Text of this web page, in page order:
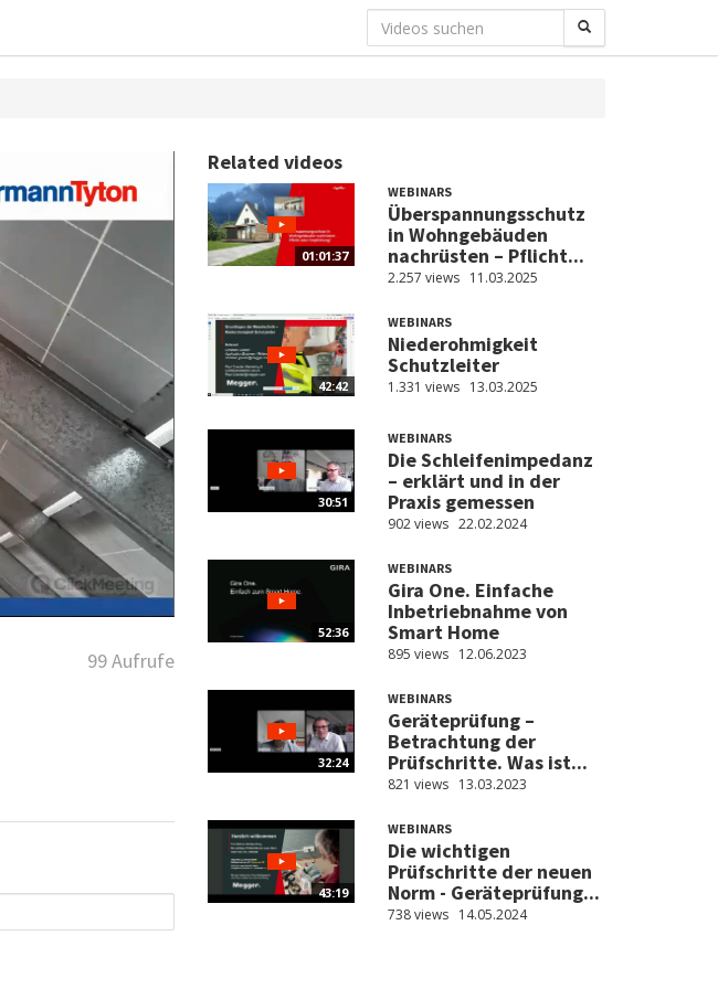
99 Aufrufe
Related videos
01:01:37
WEBINARS
Überspannungsschutz
in Wohngebäuden
nachrüsten – Pflicht...
2.257 views 11.03.2025
42:42
WEBINARS
Niederohmigkeit
Schutzleiter
1.331 views 13.03.2025
30:51
WEBINARS
Die Schleifenimpedanz
– erklärt und in der
Praxis gemessen
902 views 22.02.2024
52:36
WEBINARS
Gira One. Einfache
Inbetriebnahme von
Smart Home
895 views 12.06.2023
32:24
WEBINARS
Geräteprüfung –
Betrachtung der
Prüfschritte. Was ist...
821 views 13.03.2023
43:19
WEBINARS
Die wichtigen
Prüfschritte der neuen
Norm - Geräteprüfung...
738 views 14.05.2024